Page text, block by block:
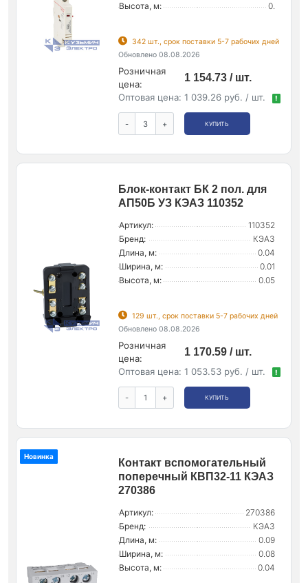
Высота, м:
0.
342 шт., срок поставки 5-7 рабочих дней
Обновлено 08.08.2026
Розничная
цена:
1 154.73 / шт.
Оптовая цена: 1 039.26 руб. / шт. !
- + КУПИТЬ
Блок-контакт БК 2 пол. для
АП50Б УЗ КЭАЗ 110352
Артикул:
110352
Бренд:
КЭАЗ
Длина, м:
0.04
Ширина, м:
0.01
Высота, м:
0.05
129 шт., срок поставки 5-7 рабочих дней
Обновлено 08.08.2026
Розничная
цена:
1 170.59 / шт.
Оптовая цена: 1 053.53 руб. / шт. !
- + КУПИТЬ
Новинка
Контакт вспомогательный
поперечный КВП32-11 КЭАЗ
270386
Артикул:
270386
Бренд:
КЭАЗ
Длина, м:
0.09
Ширина, м:
0.08
Высота, м:
0.04